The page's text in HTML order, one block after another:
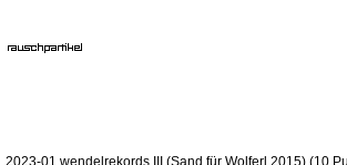
2023-01 wendelrekords III (Sand für Wolferl 2015) (10